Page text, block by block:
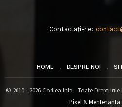
Contactați-ne:
HOME DESPRE NOI
© 2010 - 2026 Codlea Info - Toate
Pixel&Mentenanta